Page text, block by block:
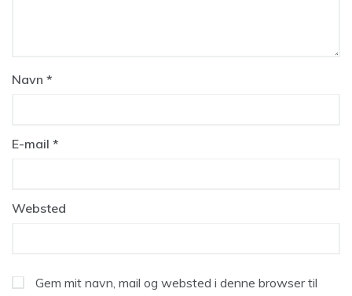
Navn *
E-mail *
Websted
Gem mit navn, mail og websted i denne browser til